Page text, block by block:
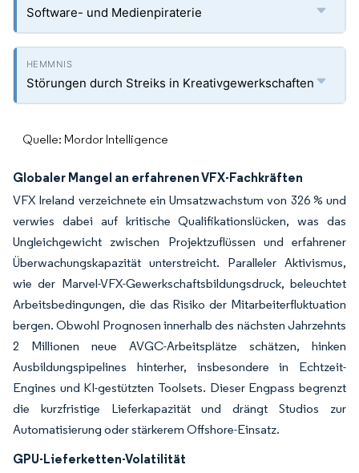
Software- und Medienpiraterie
Störungen durch Streiks in Kreativgewerkschaften
Quelle: Mordor Intelligence
Globaler Mangel an erfahrenen VFX-Fachkräften
VFX Ireland verzeichnete ein Umsatzwachstum von 326 % und
verwies dabei auf kritische Qualifikationslücken, was das
Ungleichgewicht zwischen Projektzuflüssen und erfahrener
Überwachungskapazität unterstreicht. Paralleler Aktivismus,
wie der Marvel-VFX-Gewerkschaftsbildungsdruck, beleuchtet
Arbeitsbedingungen, die das Risiko der Mitarbeiterfluktuation
bergen. Obwohl Prognosen innerhalb des nächsten Jahrzehnts
2 Millionen neue AVGC-Arbeitsplätze schätzen, hinken
Ausbildungspipelines hinterher, insbesondere in Echtzeit-
Engines und KI-gestützten Toolsets. Dieser Engpass begrenzt
die kurzfristige Lieferkapazität und drängt Studios zur
Automatisierung oder stärkerem Offshore-Einsatz.
GPU-Lieferketten-Volatilität